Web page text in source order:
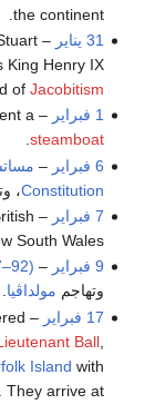
the continent.
31 يناير
–
King Henry IX
of Jacobitism
1 فبراير
–
a
steamboat
.
6 فبراير
–
Constitution،
7 فبراير
South Wales.
9 فبراير
–
وتهاجم مولداڤيا.
17 فبراير
– The uninhabited
Ball,
Island with
They arrive at